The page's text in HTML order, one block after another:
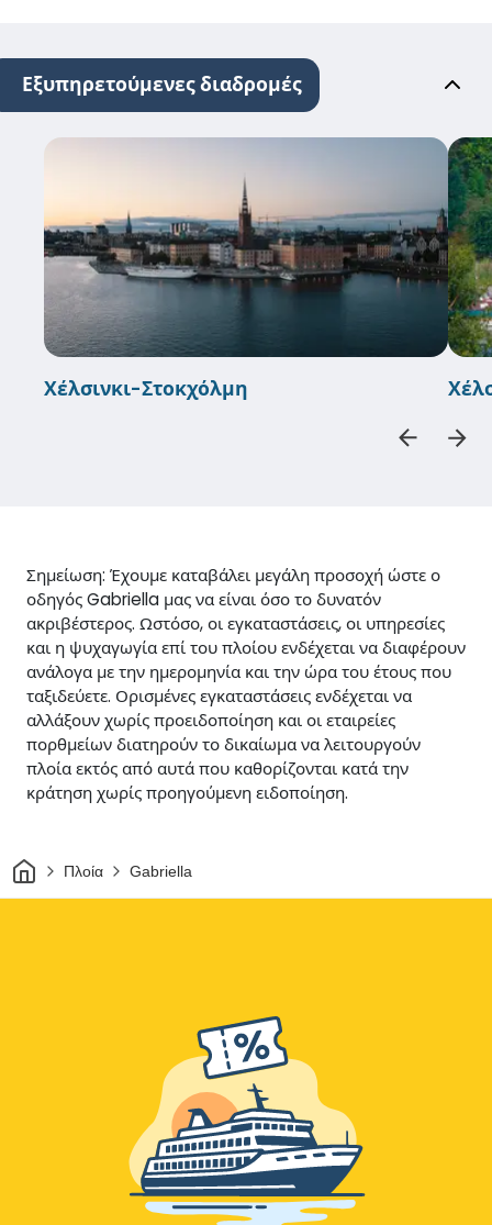
Εξυπηρετούμενες διαδρομές
Χέλσινκι-Στοκχόλμη
Σημείωση: Έχουμε καταβάλει μεγάλη προσοχή ώστε ο
οδηγός Gabriella μας να είναι όσο το δυνατόν
ακριβέστερος. Ωστόσο, οι εγκαταστάσεις, οι υπηρεσίες
και η ψυχαγωγία επί του πλοίου ενδέχεται να διαφέρουν
ανάλογα με την ημερομηνία και την ώρα του έτους που
ταξιδεύετε. Ορισμένες εγκαταστάσεις ενδέχεται να
αλλάξουν χωρίς προειδοποίηση και οι εταιρείες
πορθμείων διατηρούν το δικαίωμα να λειτουργούν
πλοία εκτός από αυτά που καθορίζονται κατά την
κράτηση χωρίς προηγούμενη ειδοποίηση.
ΣπίτιΠλοία Gabriella